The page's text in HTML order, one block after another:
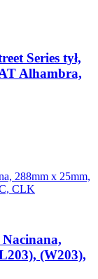
Series tył,
Alhambra,
(W203),